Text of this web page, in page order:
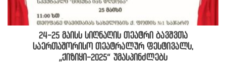
24-25 მაისს სიღნაღის თეატრი ბავშვთა
საერთაშორისო თეატრალურ ფესტივალს,
„ქიზიყი-2025“ უმასპინძლებს